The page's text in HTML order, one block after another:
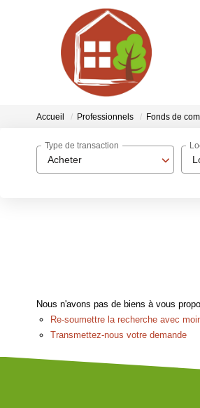
Accueil Professionnels Fonds de
Acheter
Type de transaction
Nous n'avons pas de biens à vous
Re-soumettre la recherche avec
Transmettez-nous votre demande